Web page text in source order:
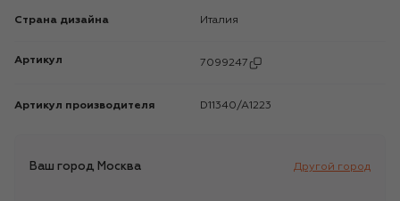
Страна дизайна Италия
Артикул 7099247
Артикул производителя D11340/A1223
Ваш город Москва Другой город